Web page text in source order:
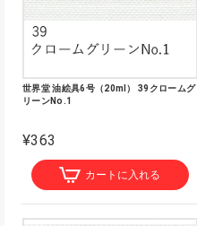
世界堂 油絵具6号（20ml） 39クロームグ
リーンNo.1
¥363
カートに入れる